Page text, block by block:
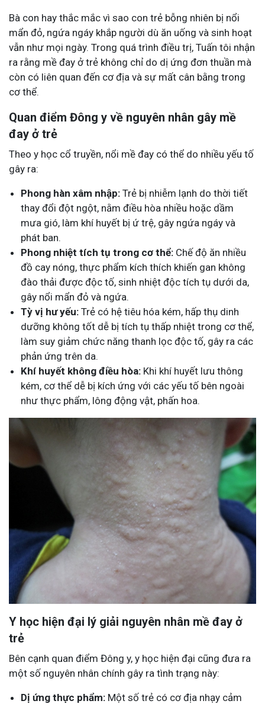
Bà con hay thắc mắc vì sao con trẻ bỗng nhiên bị nổi
mẩn đỏ, ngứa ngáy khắp người dù ăn uống và sinh hoạt
vẫn như mọi ngày. Trong quá trình điều trị, Tuấn tôi nhận
ra rằng mề đay ở trẻ không chỉ do dị ứng đơn thuần mà
còn có liên quan đến cơ địa và sự mất cân bằng trong
cơ thể.
Quan điểm Đông y về nguyên nhân gây mề
đay ở trẻ
Theo y học cổ truyền, nổi mề đay có thể do nhiều yếu tố
gây ra:
Phong hàn xâm nhập: Trẻ bị nhiễm lạnh do thời tiết
thay đổi đột ngột, nằm điều hòa nhiều hoặc dầm
mưa gió, làm khí huyết bị ứ trệ, gây ngứa ngáy và
phát ban.
Phong nhiệt tích tụ trong cơ thể: Chế độ ăn nhiều
đồ cay nóng, thực phẩm kích thích khiến gan không
đào thải được độc tố, sinh nhiệt độc tích tụ dưới da,
gây nổi mẩn đỏ và ngứa.
Tỳ vị hư yếu: Trẻ có hệ tiêu hóa kém, hấp thụ dinh
dưỡng không tốt dễ bị tích tụ thấp nhiệt trong cơ thể,
làm suy giảm chức năng thanh lọc độc tố, gây ra các
phản ứng trên da.
Khí huyết không điều hòa: Khi khí huyết lưu thông
kém, cơ thể dễ bị kích ứng với các yếu tố bên ngoài
như thực phẩm, lông động vật, phấn hoa.
Y học hiện đại lý giải nguyên nhân mề đay ở
trẻ
Bên cạnh quan điểm Đông y, y học hiện đại cũng đưa ra
một số nguyên nhân chính gây ra tình trạng này:
Dị ứng thực phẩm: Một số trẻ có cơ địa nhạy cảm